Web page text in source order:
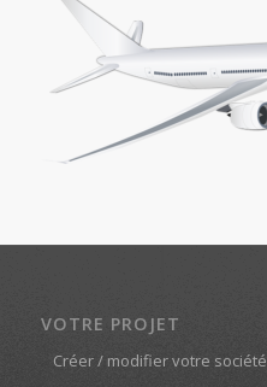
VOTRE PROJET
Créer / modifier votre société